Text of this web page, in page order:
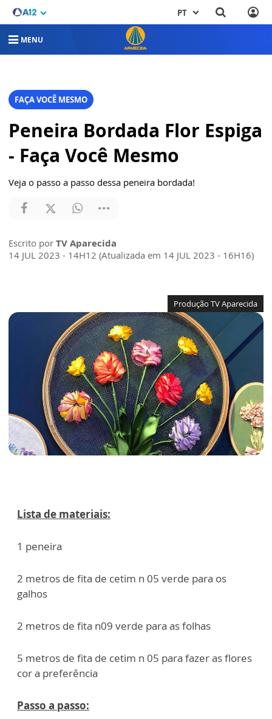
PT
MENU
FAÇA VOCÊ MESMO
Peneira Bordada Flor Espiga
- Faça Você Mesmo
Veja o passo a passo dessa peneira bordada!
Escrito por TV Aparecida
14 JUL 2023 - 14H12 (Atualizada em 14 JUL 2023 - 16H16)
Produção TV Aparecida
Lista de materiais:
1 peneira
2 metros de fita de cetim n 05 verde para os
galhos
2 metros de fita n09 verde para as folhas
5 metros de fita de cetim n 05 para fazer as flores
cor a preferência
Passo a passo: